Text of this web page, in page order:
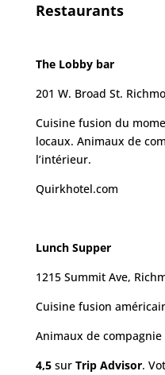
Restaurants
The Lobby bar
201 W. Broad St.
Cuisine fusion du
locaux. Animaux de
l’intérieur.
Quirkhotel.com
Lunch Supper
1215 Summit Ave,
Cuisine fusion
Animaux de
4,5sur Trip Advisor.